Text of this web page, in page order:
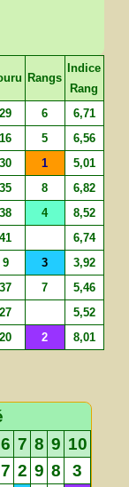
Rangs
Indice
Rang
29 6 6,71
16 5 6,56
30 1 5,01
35 8 6,82
38 4 8,52
41 6,74
9 3 3,92
37 7 5,46
27 5,52
20 2 8,01
6 7 8 9 10
7 2 9 8
3